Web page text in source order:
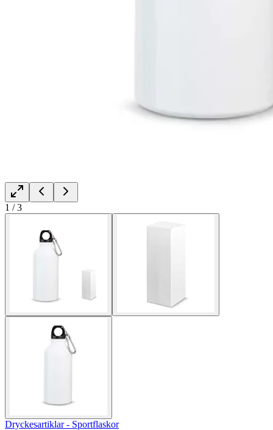
1 /3
Dryckesartiklar - Sportflaskor